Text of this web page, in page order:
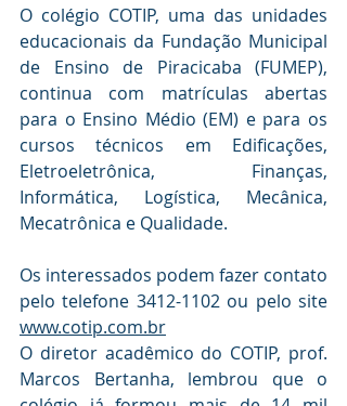
O colégio COTIP, uma das unidades
educacionais da Fundação Municipal
de Ensino de Piracicaba (FUMEP),
continua com matrículas abertas
para o Ensino Médio (EM) e para os
cursos técnicos em Edificações,
Eletroeletrônica, Finanças,
Informática, Logística, Mecânica,
Mecatrônica e Qualidade.
Os interessados podem fazer contato
www.cotip.com.br
O diretor acadêmico do COTIP, prof.
Marcos Bertanha, lembrou que o